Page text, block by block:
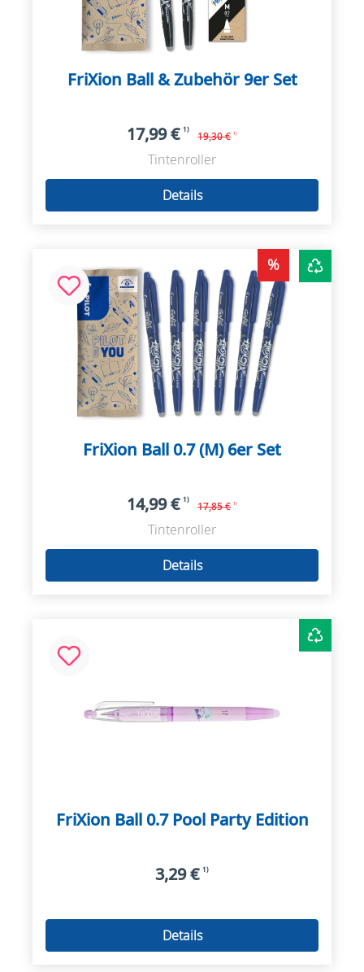
FriXion Ball & Zubehör 9er Set
17,99 € 1)
19,30 € 1)
Tintenroller
Details
%
FriXion Ball 0.7 (M) 6er Set
14,99 € 1)
17,85 € 1)
Tintenroller
Details
FriXion Ball 0.7 Pool Party Edition
3,29 € 1)
Details